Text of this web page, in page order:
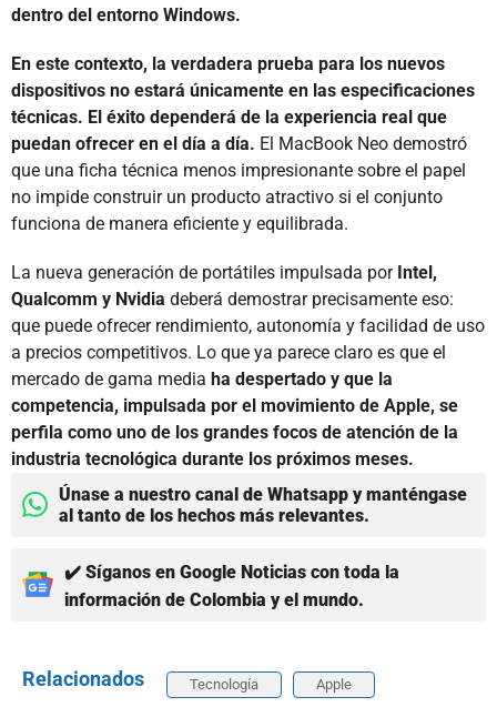
dentro del entorno Windows.
En este contexto, la verdadera prueba para los nuevos
dispositivos no estará únicamente en las especificaciones
técnicas. El éxito dependerá de la experiencia real que
puedan ofrecer en el día a día. El MacBook Neo demostró
que una ficha técnica menos impresionante sobre el papel
no impide construir un producto atractivo si el conjunto
funciona de manera eficiente y equilibrada.
La nueva generación de portátiles impulsada por Intel,
Qualcomm y Nvidia deberá demostrar precisamente eso:
que puede ofrecer rendimiento, autonomía y facilidad de uso
a precios competitivos. Lo que ya parece claro es que el
mercado de gama media ha despertado y que la
competencia, impulsada por el movimiento de Apple, se
perfila como uno de los grandes focos de atención de la
industria tecnológica durante los próximos meses.
Únase a nuestro canal de Whatsapp y manténgase
al tanto de los hechos más relevantes.
✔️ Síganos en Google Noticias con toda la
información de Colombia y el mundo.
Relacionados Tecnología Apple